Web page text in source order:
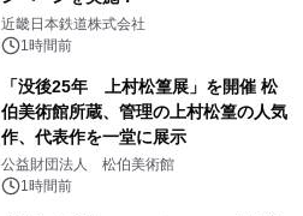
近畿日本鉄道株式会社
1時間前
「没後25年 上村松篁展」を開催 松
伯美術館所蔵、管理の上村松篁の人気
作、代表作を一堂に展示
公益財団法人 松伯美術館
1時間前